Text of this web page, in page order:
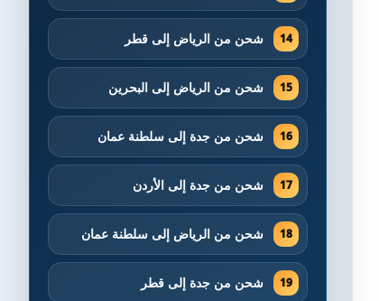
شحن من الرياض إلى قطر
شحن من الرياض إلى البحرين
شحن من جدة إلى سلطنة عمان
شحن من جدة إلى الأردن
شحن من الرياض إلى سلطنة عمان
شحن من جدة إلى قطر